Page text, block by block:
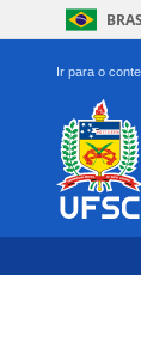
Ir para o